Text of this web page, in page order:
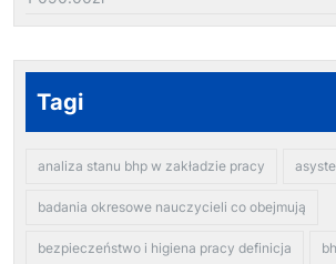
Tagi
analiza stanu bhp w zakładzie pracy
badania okresowe nauczycieli co obejmują
bezpieczeństwo i higiena pracy definicja